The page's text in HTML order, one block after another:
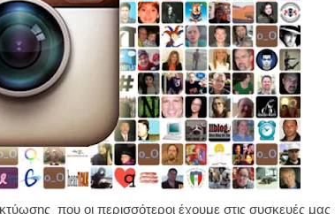
που οι περισσότεροι έχουμε στις συσκευές μας